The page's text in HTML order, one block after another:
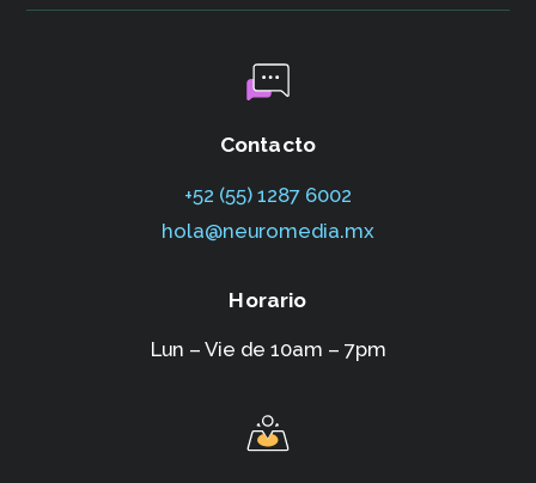
Contacto
+52 (55) 1287 6002‬
hola@neuromedia.mx
Horario
Lun – Vie de 10am – 7pm